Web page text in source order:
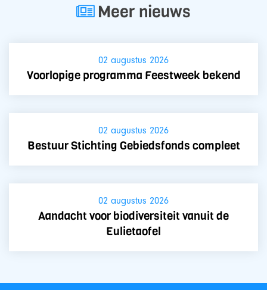
Meer nieuws
02 augustus 2026
Voorlopige programma Feestweek bekend
02 augustus 2026
Bestuur Stichting Gebiedsfonds compleet
02 augustus 2026
Aandacht voor biodiversiteit vanuit de
Eulietaofel